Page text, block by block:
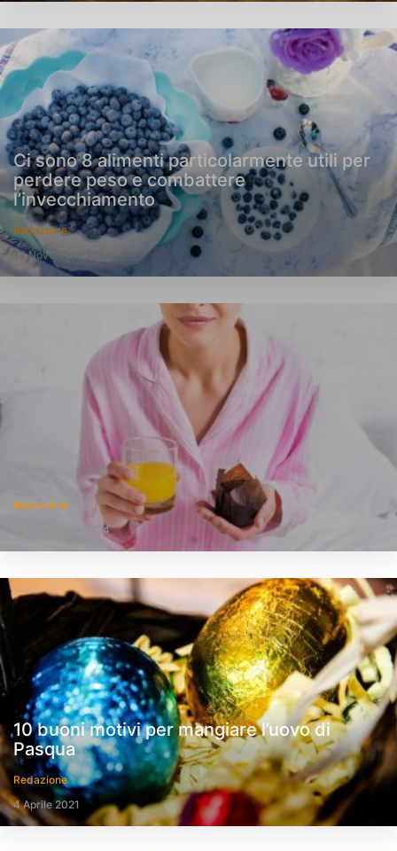
Ci sono 8 alimenti particolarmente utili per
perdere peso e combattere
l’invecchiamento
Redazione
14 Novembre 2024
Redazione
11 Novembre 2024
10 buoni motivi per mangiare l’uovo di
Pasqua
Redazione
4 Aprile 2021